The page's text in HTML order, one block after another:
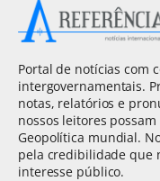
Portal de notícias com
intergovernamentais.
notas, relatórios e
nossos leitores
Geopolítica mundial.
pela credibilidade que
interesse público.